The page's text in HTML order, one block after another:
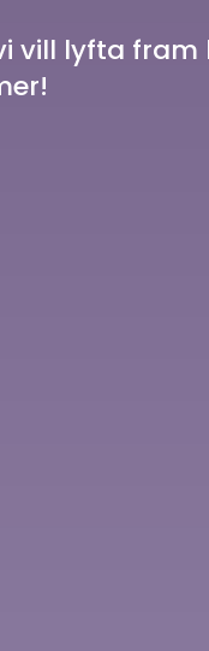
lyfta fram